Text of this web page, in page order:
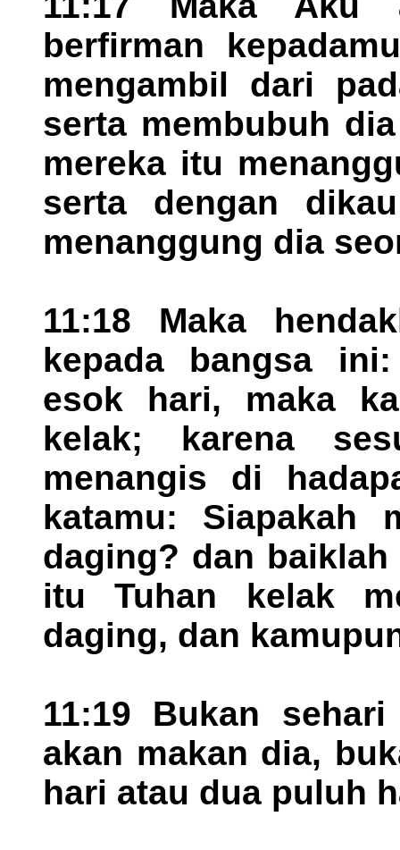
berfirman
mengambil dari
serta membubuh
mereka itu
serta dengan
menanggung dia
11:18 Maka
kepada bangsa
esok hari, maka
kelak; karena
menangis di
katamu: Siapakah
daging? dan
itu Tuhan kelak
daging, dan
11:19 Bukan
akan makan dia,
hari atau dua puluh